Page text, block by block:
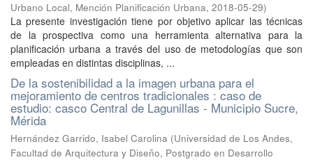
Urbano Local, Mención Planificación Urbana, 2018-05-29)
La presente investigación tiene por objetivo aplicar las técnicas
de la prospectiva como una herramienta alternativa para la
planificación urbana a través del uso de metodologías que son
empleadas en distintas disciplinas, ...
De la sostenibilidad a la imagen urbana para el
mejoramiento de centros tradicionales : caso de
estudio: casco Central de Lagunillas - Municipio Sucre,
Mérida
Hernández Garrido, Isabel Carolina (Universidad de Los Andes,
Facultad de Arquitectura y Diseño, Postgrado en Desarrollo